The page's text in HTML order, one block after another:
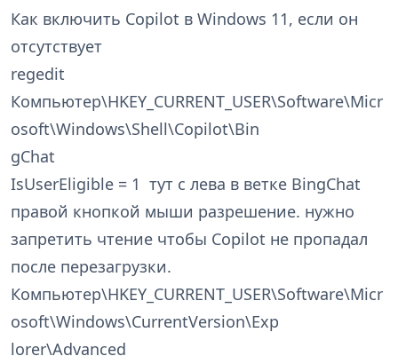
Как включить Copilot в Windows 11, если он
отсутствует
regedit
Компьютер\HKEY_CURRENT_USER\Software\Micr
osoft\Windows\Shell\Copilot\Bin
gChat
IsUserEligible = 1 тут с лева в ветке BingChat
правой кнопкой мыши разрешение. нужно
запретить чтение чтобы Copilot не пропадал
после перезагрузки.
Компьютер\HKEY_CURRENT_USER\Software\Micr
osoft\Windows\CurrentVersion\Exp
lorer\Advanced